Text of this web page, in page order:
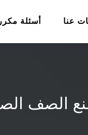
أسئلة عنا
الصف